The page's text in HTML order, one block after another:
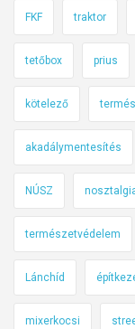
FKF traktor
tetőbox prius
kötelező
akadálymentesítés
NÚSZ
természetvédelem
Lánchíd
mixerkocsi